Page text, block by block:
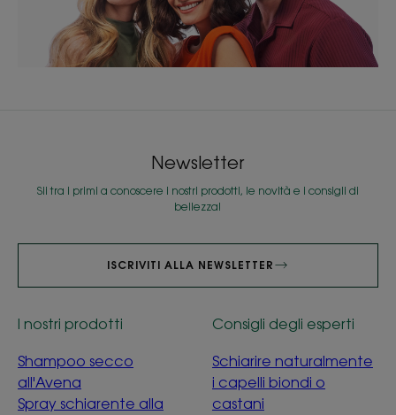
Newsletter
Sii tra i primi a conoscere i nostri prodotti, le novità e i consigli di
bellezza!
ISCRIVITI ALLA NEWSLETTER
I nostri prodotti
Shampoo secco
all'Avena
Spray schiarente alla
Consigli degli esperti
Schiarire naturalmente
i capelli biondi o
castani